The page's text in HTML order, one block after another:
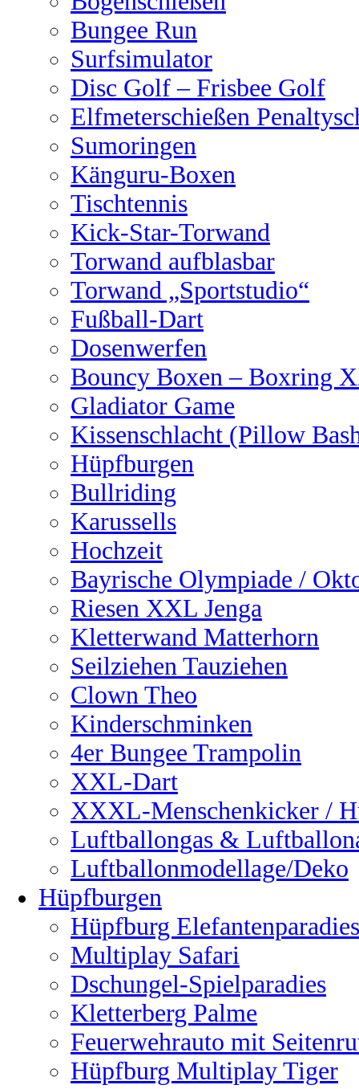
Bungee Run
Surfsimulator
Disc Golf – Frisbee Golf
Elfmeterschießen
Sumoringen
Känguru-Boxen
Tischtennis
Kick-Star-Torwand
Torwand aufblasbar
Torwand „Sportstudio“
Fußball-Dart
Dosenwerfen
Bouncy Boxen – Boxring
Gladiator Game
Kissenschlacht (Pillow
Hüpfburgen
Bullriding
Karussells
Hochzeit
Bayrische Olympiade /
Riesen XXL Jenga
Kletterwand Matterhorn
Seilziehen Tauziehen
Clown Theo
Kinderschminken
4er Bungee Trampolin
XXL-Dart
XXXL-Menschenkicker /
Luftballongas &
Luftballonmodellage/Deko
Hüpfburgen
Hüpfburg Elefantenparadies
Multiplay Safari
Dschungel-Spielparadies
Kletterberg Palme
Feuerwehrauto mit
Hüpfburg Multiplay Tiger